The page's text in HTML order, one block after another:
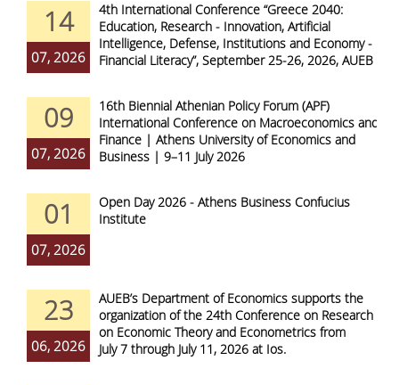
14
07, 2026
4th International Conference “Greece 2040:
Education, Research - Innovation, Artificial
Intelligence, Defense, Institutions and Economy -
Financial Literacy”, September 25-26, 2026, AUEB
09
07, 2026
16th Biennial Athenian Policy Forum (APF)
International Conference on Macroeconomics and
Finance | Athens University of Economics and
Business | 9–11 July 2026
01
07, 2026
Open Day 2026 - Athens Business Confucius
Institute
23
06, 2026
AUEB’s Department of Economics supports the
organization of the 24th Conference on Research
on Economic Theory and Econometrics from
July 7 through July 11, 2026 at Ios.